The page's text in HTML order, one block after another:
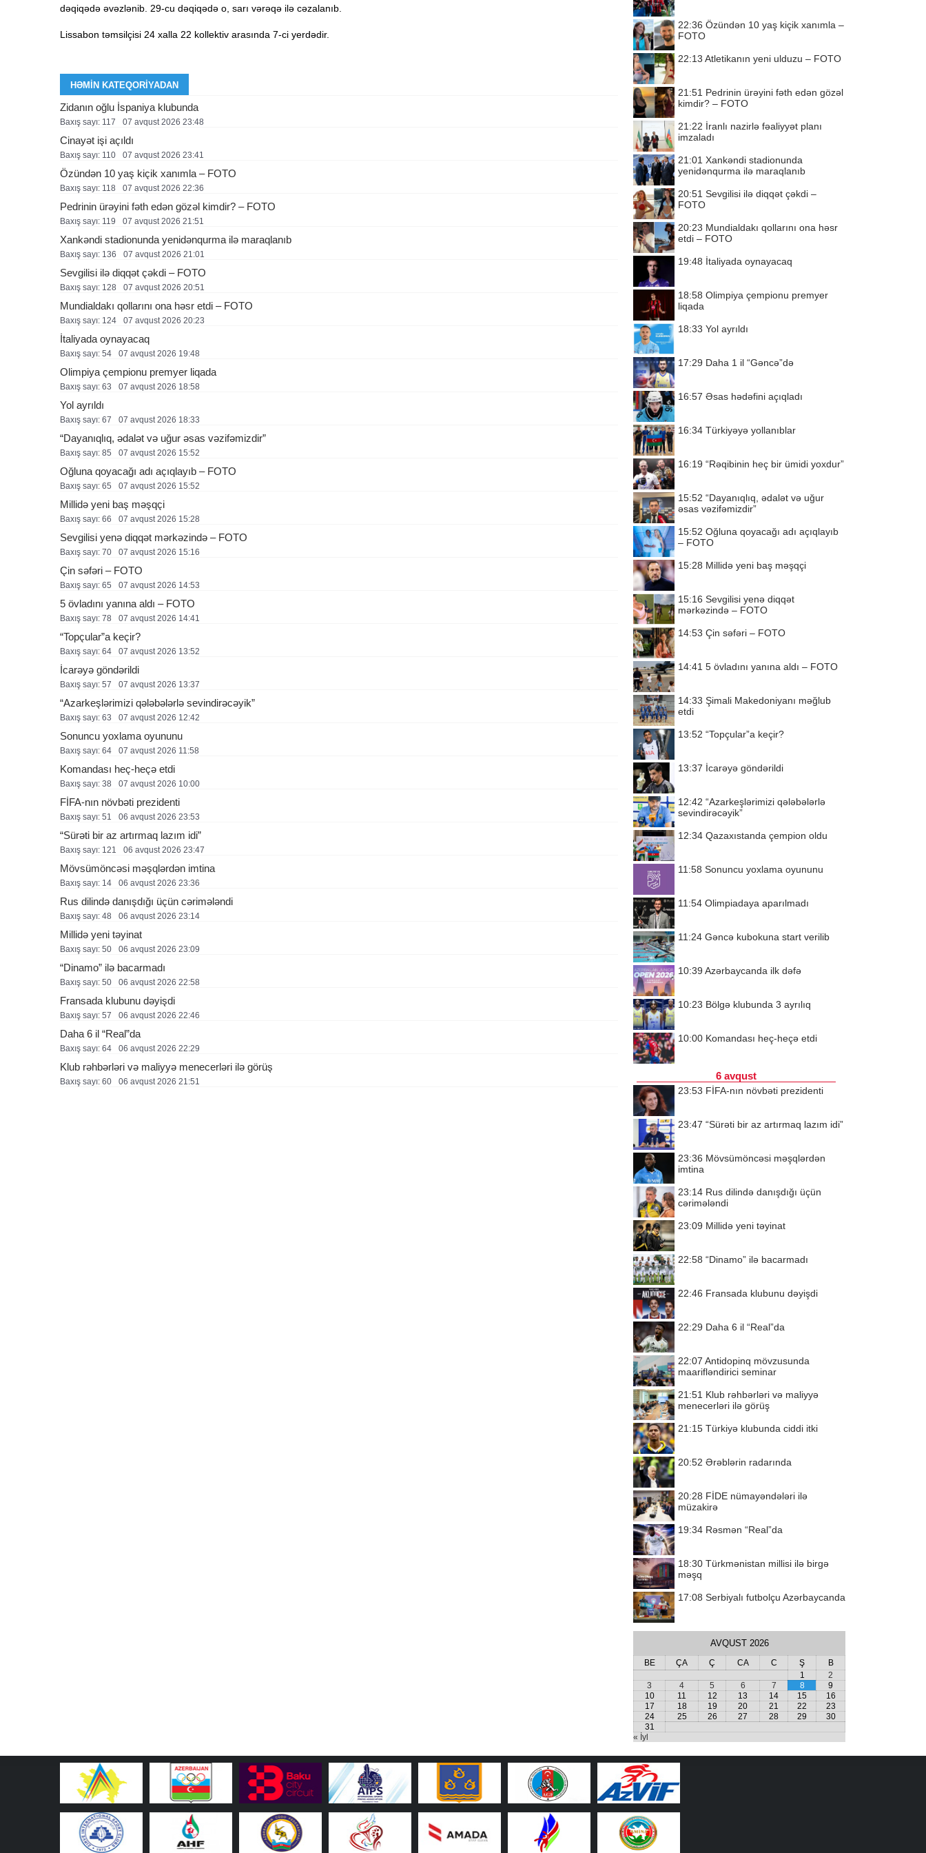
dəqiqədə əvəzlənib. 29-cu dəqiqədə o, sarı vərəqə ilə cəzalanıb.
Lissabon təmsilçisi 24 xalla 22 kollektiv arasında 7-ci yerdədir.
HƏMIN KATEQORIYADAN
Zidanın oğlu İspaniya klubunda
Baxış sayı: 117 07 avqust 2026 23:48
Cinayət işi açıldı
Baxış sayı: 110 07 avqust 2026 23:41
Özündən 10 yaş kiçik xanımla – FOTO
Baxış sayı: 118 07 avqust 2026 22:36
Pedrinin ürəyini fəth edən gözəl kimdir? – FOTO
Baxış sayı: 119 07 avqust 2026 21:51
Xankəndi stadionunda yenidənqurma ilə maraqlanıb
Baxış sayı: 136 07 avqust 2026 21:01
Sevgilisi ilə diqqət çəkdi – FOTO
Baxış sayı: 128 07 avqust 2026 20:51
Mundialdakı qollarını ona həsr etdi – FOTO
Baxış sayı: 124 07 avqust 2026 20:23
İtaliyada oynayacaq
Baxış sayı: 54 07 avqust 2026 19:48
Olimpiya çempionu premyer liqada
Baxış sayı: 63 07 avqust 2026 18:58
Yol ayrıldı
Baxış sayı: 67 07 avqust 2026 18:33
“Dayanıqlıq, ədalət və uğur əsas vəzifəmizdir”
Baxış sayı: 85 07 avqust 2026 15:52
Oğluna qoyacağı adı açıqlayıb – FOTO
Baxış sayı: 65 07 avqust 2026 15:52
Millidə yeni baş məşqçi
Baxış sayı: 66 07 avqust 2026 15:28
Sevgilisi yenə diqqət mərkəzində – FOTO
Baxış sayı: 70 07 avqust 2026 15:16
Çin səfəri – FOTO
Baxış sayı: 65 07 avqust 2026 14:53
5 övladını yanına aldı – FOTO
Baxış sayı: 78 07 avqust 2026 14:41
“Topçular”a keçir?
Baxış sayı: 64 07 avqust 2026 13:52
İcarəyə göndərildi
Baxış sayı: 57 07 avqust 2026 13:37
“Azarkeşlərimizi qələbələrlə sevindirəcəyik”
Baxış sayı: 63 07 avqust 2026 12:42
Sonuncu yoxlama oyununu
Baxış sayı: 64 07 avqust 2026 11:58
Komandası heç-heçə etdi
Baxış sayı: 38 07 avqust 2026 10:00
FİFA-nın növbəti prezidenti
Baxış sayı: 51 06 avqust 2026 23:53
“Sürəti bir az artırmaq lazım idi”
Baxış sayı: 121 06 avqust 2026 23:47
Mövsümöncəsi məşqlərdən imtina
Baxış sayı: 14 06 avqust 2026 23:36
Rus dilində danışdığı üçün cərimələndi
Baxış sayı: 48 06 avqust 2026 23:14
Millidə yeni təyinat
Baxış sayı: 50 06 avqust 2026 23:09
“Dinamo” ilə bacarmadı
Baxış sayı: 50 06 avqust 2026 22:58
Fransada klubunu dəyişdi
Baxış sayı: 57 06 avqust 2026 22:46
Daha 6 il “Real”da
Baxış sayı: 64 06 avqust 2026 22:29
Klub rəhbərləri və maliyyə menecerləri ilə görüş
Baxış sayı: 60 06 avqust 2026 21:51
22:36 Özündən 10 yaş kiçik xanımla –
FOTO
22:13 Atletikanın yeni ulduzu – FOTO
21:51 Pedrinin ürəyini fəth edən gözəl
kimdir? – FOTO
21:22 İranlı nazirlə fəaliyyət planı
imzaladı
21:01 Xankəndi stadionunda
yenidənqurma ilə maraqlanıb
20:51 Sevgilisi ilə diqqət çəkdi –
FOTO
20:23 Mundialdakı qollarını ona həsr
etdi – FOTO
19:48 İtaliyada oynayacaq
18:58 Olimpiya çempionu premyer
liqada
18:33 Yol ayrıldı
17:29 Daha 1 il “Gəncə”də
16:57 Əsas hədəfini açıqladı
16:34 Türkiyəyə yollanıblar
16:19 “Rəqibinin heç bir ümidi yoxdur”
15:52 “Dayanıqlıq, ədalət və uğur
əsas vəzifəmizdir”
15:52 Oğluna qoyacağı adı açıqlayıb
– FOTO
15:28 Millidə yeni baş məşqçi
15:16 Sevgilisi yenə diqqət
mərkəzində – FOTO
14:53 Çin səfəri – FOTO
14:41 5 övladını yanına aldı – FOTO
14:33 Şimali Makedoniyanı məğlub
etdi
13:52 “Topçular”a keçir?
13:37 İcarəyə göndərildi
12:42 “Azarkeşlərimizi qələbələrlə
sevindirəcəyik”
12:34 Qazaxıstanda çempion oldu
11:58 Sonuncu yoxlama oyununu
11:54 Olimpiadaya aparılmadı
11:24 Gəncə kubokuna start verilib
10:39 Azərbaycanda ilk dəfə
10:23 Bölgə klubunda 3 ayrılıq
10:00 Komandası heç-heçə etdi
6 avqust
23:53 FİFA-nın növbəti prezidenti
23:47 “Sürəti bir az artırmaq lazım idi”
23:36 Mövsümöncəsi məşqlərdən
imtina
23:14 Rus dilində danışdığı üçün
cərimələndi
23:09 Millidə yeni təyinat
22:58 “Dinamo” ilə bacarmadı
22:46 Fransada klubunu dəyişdi
22:29 Daha 6 il “Real”da
22:07 Antidopinq mövzusunda
maarifləndirici seminar
21:51 Klub rəhbərləri və maliyyə
menecerləri ilə görüş
21:15 Türkiyə klubunda ciddi itki
20:52 Ərəblərin radarında
20:28 FİDE nümayəndələri ilə
müzakirə
19:34 Rəsmən “Real”da
18:30 Türkmənistan millisi ilə birgə
məşq
17:08 Serbiyalı futbolçu Azərbaycanda
AVQUST 2026
BE ÇA Ç CA C Ş
B
1
2
3
4 5 6 7 8
9
10
11 12 13 14 15
16
17
18 19 20 21 22
23
24
25 26 27 28 29
30
31
« İyl